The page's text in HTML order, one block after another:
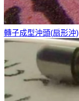
轉子成型沖頭(扇形沖)